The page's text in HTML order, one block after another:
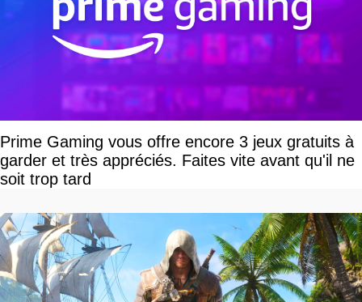
Prime Gaming vous offre encore 3 jeux gratuits à
garder et très appréciés. Faites vite avant qu'il ne
soit trop tard